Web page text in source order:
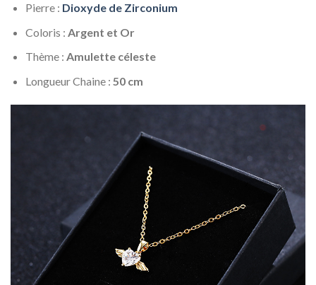
Pierre : Dioxyde de Zirconium
Coloris : Argent et Or
Thème : Amulette céleste
Longueur Chaine : 50 cm